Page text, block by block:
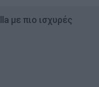
με πιο ισχυρές